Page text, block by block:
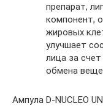
препарат,
компонент,
жировых
улучшает
лица за
обмена
Ампула D-NUCLEO